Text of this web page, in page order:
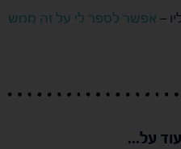
– אפשר לספר לי על זה ממש
על...